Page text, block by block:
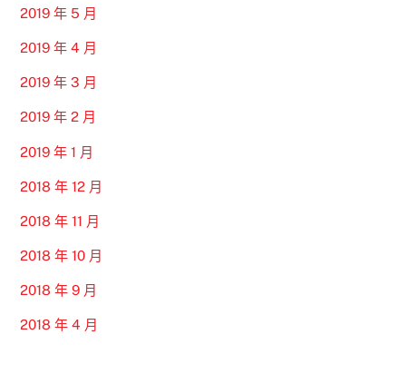
2019 年 5 月
2019 年 4 月
2019 年 3 月
2019 年 2 月
2019 年 1 月
2018 年 12 月
2018 年 11 月
2018 年 10 月
2018 年 9 月
2018 年 4 月